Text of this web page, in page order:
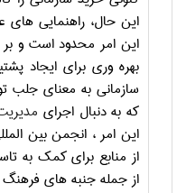
این حال، راهنمایی
این امر محدود است و
بهره وری برای ایجاد
سازمانی به معنای
که به دنبال اجرای
این امر ، انجمن بین
از منابع برای کمک به
از جمله جنبه های